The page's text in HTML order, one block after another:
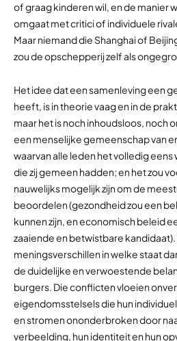
of graag kinderen wil, en de manier
omgaat met critici of individuele
Maar niemand die Shanghai of
zou de opschepperij zelf als
Het idee dat een samenleving een
heeft, is in theorie vaag en in de
maar het is noch inhoudsloos, noch
een menselijke gemeenschap van
waarvan alle leden het volledig
die zij gemeen hadden; en het zou
nauwelijks mogelijk zijn om de
beoordelen (gezondheid zou een
kunnen zijn, en economisch beleid
zaaiende en betwistbare
meningsverschillen in welke staat
de duidelijke en verwoestende
burgers. Die conflicten vloeien
eigendomsstelsels die hun
en stromen ononderbroken door
verbeelding, hun identiteit en hun